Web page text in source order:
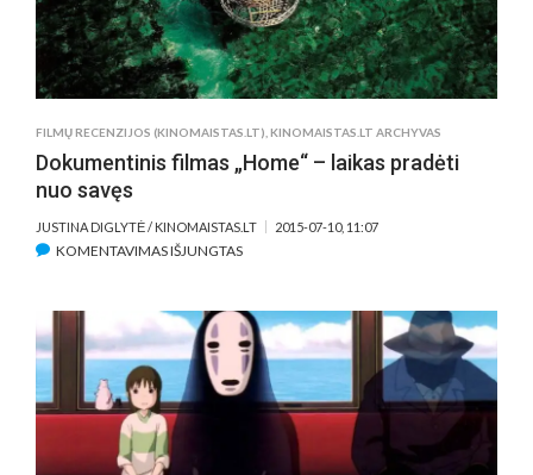
IR
MENO
RINKĄ
FILMŲ RECENZIJOS (KINOMAISTAS.LT) KINOMAISTAS.LT ARCHYVAS
Dokumentinis filmas „Home“ – laikas pradėti
nuo savęs
JUSTINA DIGLYTĖ / KINOMAISTAS.LT 2015-07-10, 11:07
KOMENTAVIMAS IŠJUNGTASĮRAŠE
„HOME“
–
LAIKAS
PRADĖTI